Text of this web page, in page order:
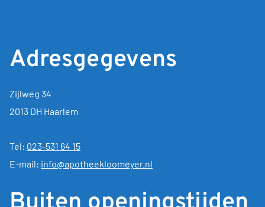
Adresgegevens
Zijlweg 34
2013 DH Haarlem
Tel: 023-531 64 15
E-mail: info@apotheekloomeyer.nl